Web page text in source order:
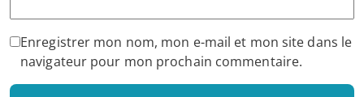
Enregistrer mon nom, mon e-mail et mon site dans le
navigateur pour mon prochain commentaire.